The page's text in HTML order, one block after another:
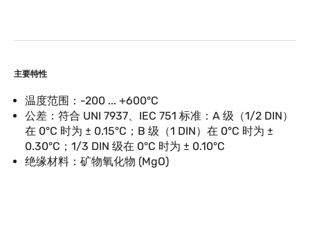
主要特性
温度范围：-200 ... +600°C
公差：符合 UNI 7937、IEC 751 标准：A 级（1/2 DIN）
在 0°C 时为 ± 0.15°C；B 级（1 DIN）在 0°C 时为 ±
0.30°C；1/3 DIN 级在 0°C 时为 ± 0.10°C
绝缘材料：矿物氧化物 (MgO)